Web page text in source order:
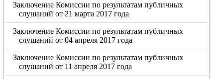
Заключение Комиссии по результатам публичных
слушаний от 21 марта 2017 года
Заключение Комиссии по результатам публичных
слушаний от 04 апреля 2017 года
Заключение Комиссии по результатам публичных
слушаний от 11 апреля 2017 года